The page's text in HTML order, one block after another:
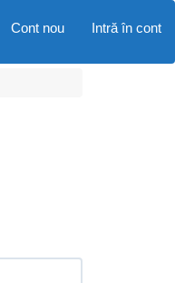
Cont nou Intră în cont